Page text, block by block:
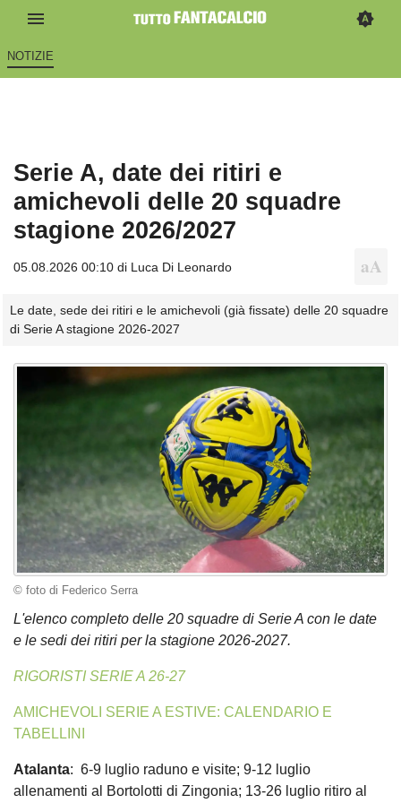
NOTIZIE
Serie A, date dei ritiri e
amichevoli delle 20 squadre
stagione 2026/2027
05.08.2026 00:10 di Luca Di Leonardo
Le date, sede dei ritiri e le amichevoli (già fissate) delle 20 squadre
di Serie A stagione 2026-2027
© foto di Federico Serra
L'elenco completo delle 20 squadre di Serie A con le date
e le sedi dei ritiri per la stagione 2026-2027.
RIGORISTI SERIE A 26-27
AMICHEVOLI SERIE A ESTIVE: CALENDARIO E
TABELLINI
Atalanta: 6-9 luglio raduno e visite; 9-12 luglio
allenamenti al Bortolotti di Zingonia; 13-26 luglio ritiro al